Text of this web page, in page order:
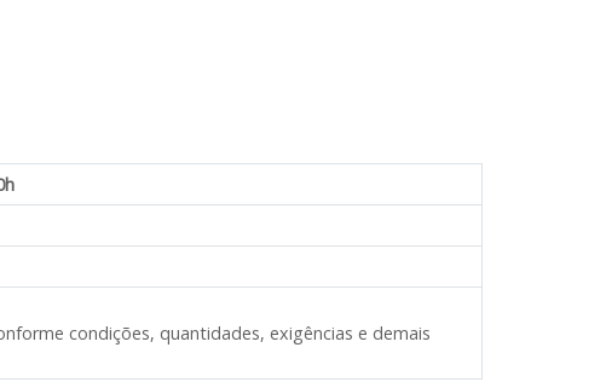
condições, quantidades, exigências e demais